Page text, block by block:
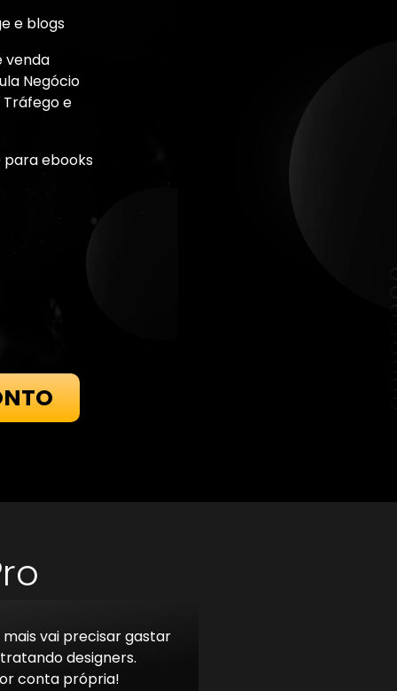
e blogs
venda
Negócio
Tráfego e
para ebooks
vai precisar gastar
designers.
conta própria!